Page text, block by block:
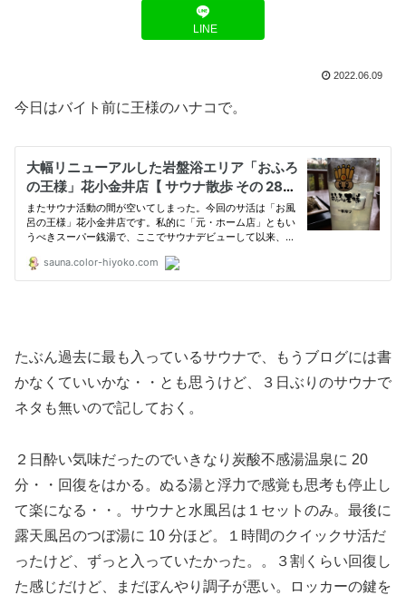
LINE
2022.06.09
今日はバイト前に王様のハナコで。
たぶん過去に最も入っているサウナで、もうブログには書
かなくていいかな・・とも思うけど、３日ぶりのサウナで
ネタも無いので記しておく。
２日酔い気味だったのでいきなり炭酸不感湯温泉に 20
分・・回復をはかる。ぬる湯と浮力で感覚も思考も停止し
て楽になる・・。サウナと水風呂は１セットのみ。最後に
露天風呂のつぼ湯に 10 分ほど。１時間のクイックサ活だ
ったけど、ずっと入っていたかった。。３割くらい回復し
た感じだけど、まだぼんやり調子が悪い。ロッカーの鍵を